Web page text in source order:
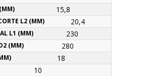
15,8
20,4
230
280
18
10